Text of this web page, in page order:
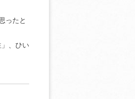
ったと
、ひい